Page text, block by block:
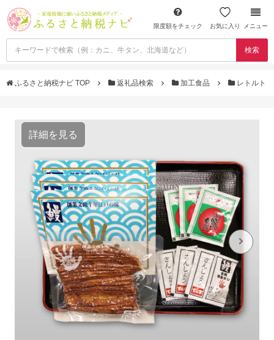
限度額をチェック お気に入り メニュー
検索
ふるさと納税ナビ TOP 返礼品検索 加工食品 レトルト
詳細を見る